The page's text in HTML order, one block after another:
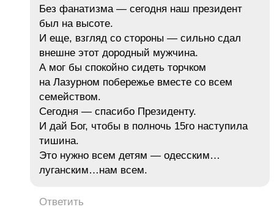
Без фанатизма — сегодня наш президент
был на высоте.
И еще, взгляд со стороны — сильно сдал
внешне этот дородный мужчина.
А мог бы спокойно сидеть торчком
на Лазурном побережье вместе со всем
семейством.
Сегодня — спасибо Президенту.
И дай Бог, чтобы в полночь 15го наступила
тишина.
Это нужно всем детям — одесским…
луганским…нам всем.
Ответить